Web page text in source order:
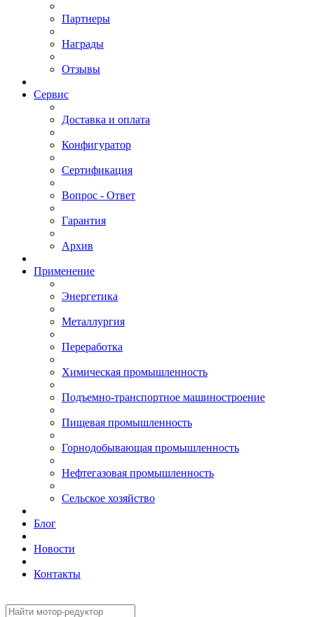
Партнеры
Награды
Отзывы
Сервис
Доставка и оплата
Конфигуратор
Сертификация
Вопрос - Ответ
Гарантия
Архив
Применение
Энергетика
Металлургия
Переработка
Химическая промышленность
Подъемно-транспортное машиностроение
Пищевая промышленность
Горнодобывающая промышленность
Нефтегазовая промышленность
Сельское хозяйство
Блог
Новости
Контакты